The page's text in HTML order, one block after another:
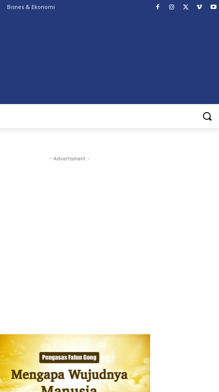
Bisnes & Ekonomi
- Advertisment -